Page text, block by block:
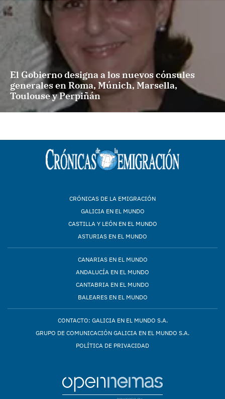
El Gobierno designa a los nuevos cónsules
generales en Roma, Múnich, Marsella,
Toulouse y Perpiñán
CRÓNICAS DE LA EMIGRACIÓN
GALICIA EN EL MUNDO
CASTILLA Y LEÓN EN EL MUNDO
ASTURIAS EN EL MUNDO
CANARIAS EN EL MUNDO
ANDALUCÍA EN EL MUNDO
CANTABRIA EN EL MUNDO
BALEARES EN EL MUNDO
CONTACTO: GALICIA EN EL MUNDO S.A.
GRUPO DE COMUNICACIÓN GALICIA EN EL MUNDO S.A.
POLÍTICA DE PRIVACIDAD